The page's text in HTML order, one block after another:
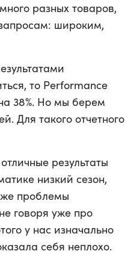
разных товаров,
широким,
то Performance
38%. Но мы берем
Для такого отчетного
результаты
низкий сезон,
проблемы
говоря уже про
у нас изначально
себя неплохо.